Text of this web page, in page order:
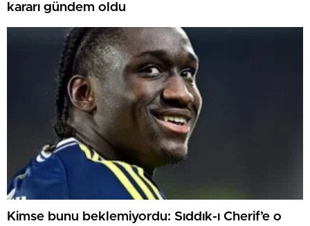
kararı gündem oldu
Kimse bunu beklemiyordu: Sıddık-ı Cherif’e o